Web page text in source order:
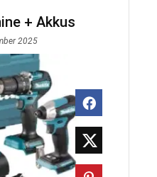
+ Akkus
2025